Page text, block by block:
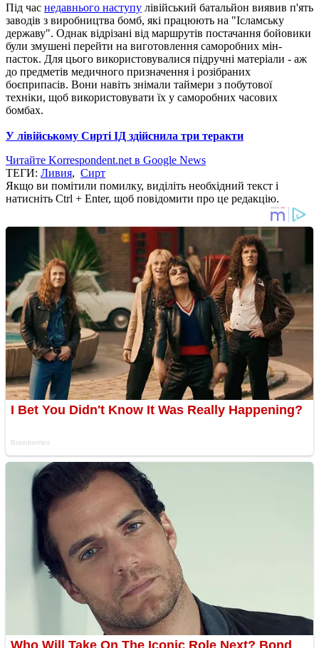
Під час недавнього наступу лівійський батальйон виявив п'ять
заводів з виробництва бомб, які працюють на "Ісламську
державу". Однак відрізані від маршрутів постачання бойовики
були змушені перейти на виготовлення саморобних мін-
пасток. Для цього використовувалися підручні матеріали - аж
до предметів медичного призначення і розібраних
боєприпасів. Вони навіть знімали таймери з побутової
техніки, щоб використовувати їх у саморобних часових
бомбах.
У лівійському Сирті ІД здійснила три теракти
Читайте Korrespondent.net в Google News
ТЕГИ: Ливия, Сирт
Якщо ви помітили помилку, виділіть необхідний текст і
натисніть Ctrl + Enter, щоб повідомити про це редакцію.